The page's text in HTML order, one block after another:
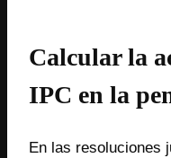
Calcular la
IPC en la
En las resoluciones